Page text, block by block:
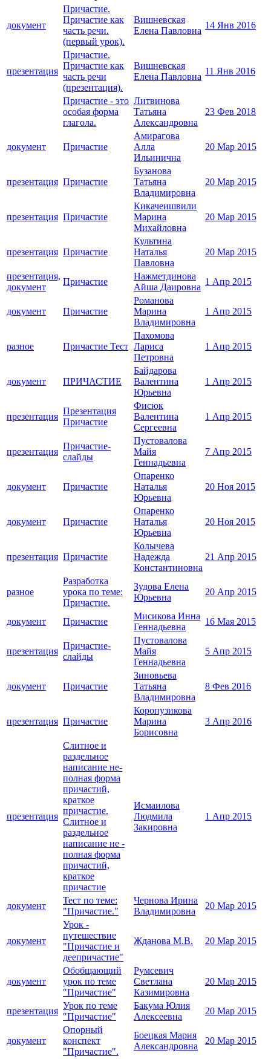
документ
Причастие.
Причастие как
часть речи.
(первый урок).
Вишневская
Елена Павловна
14 Янв 2016
презентация
Причастие.
Причастие как
часть речи
(презентация).
Вишневская
Елена Павловна
11 Янв 2016
Причастие - это
особая форма
глагола.
Литвинова
Татьяна
Александровна
23 Фев 2018
документ Причастие
Амирагова
Алла
Ильинична
20 Мар 2015
презентация Причастие
Бузанова
Татьяна
Владимировна
20 Мар 2015
презентация Причастие
Кикачеишвили
Марина
Михайловна
20 Мар 2015
презентация Причастие
Культина
Наталья
Павловна
20 Мар 2015
презентация,
документ
Причастие
Нажметдинова
Айша Даировна
1 Апр 2015
документ Причастие
Романова
Марина
Владимировна
1 Апр 2015
разное Причастие Тест
Пахомова
Лариса
Петровна
1 Апр 2015
документ ПРИЧАСТИЕ
Байдарова
Валентина
Юрьевна
1 Апр 2015
презентация
Презентация
Причастие
Фисюк
Валентина
Сергеевна
1 Апр 2015
презентация
Причастие-
слайды
Пустовалова
Майя
Геннадьевна
7 Апр 2015
документ Причастие
Опаренко
Наталья
Юрьевна
20 Ноя 2015
документ Причастие
Опаренко
Наталья
Юрьевна
20 Ноя 2015
презентация Причастие
Колычева
Надежда
Константиновна
21 Апр 2015
разное
Разработка
урока по теме:
Причастие.
Зудова Елена
Юрьевна
20 Апр 2015
документ Причастие
Мисикова Инна
Геннадьевна
16 Мая 2015
презентация
Причастие-
слайды
Пустовалова
Майя
Геннадьевна
5 Апр 2015
документ Причастие
Зиновьева
Татьяна
Владимировна
8 Фев 2016
презентация Причастие
Коропузикова
Марина
Борисовна
3 Апр 2016
презентация
Слитное и
раздельное
написание не-
полная форма
причастий,
краткое
причастие.
Слитное и
раздельное
написание не -
полная форма
причастий,
краткое
причастие
Исмаилова
Людмила
Закировна
1 Апр 2015
документ
Тест по теме:
"Причастие."
Чернова Ирина
Владимировна
20 Мар 2015
документ
Урок -
путешествие
"Причастие и
деепричастие"
Жданова М.В. 20 Мар 2015
документ
Обобщающий
урок по теме
"Причастие"
Румсевич
Светлана
Казимировна
20 Мар 2015
презентация
Урок по теме
"Причастие"
Бакума Юлия
Алексеевна
20 Мар 2015
документ
Опорный
конспект
"Причастие".
Боецкая Мария
Александровна
20 Мар 2015